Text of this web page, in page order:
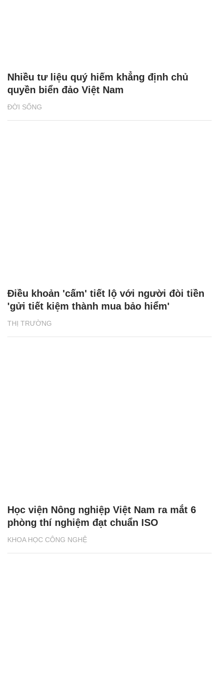
ĐỜI SỐNG
Nhiều tư liệu quý hiếm khẳng định chủ
quyền biển đảo Việt Nam
THỊ TRƯỜNG
Điều khoản 'cấm' tiết lộ với người đòi tiền
'gửi tiết kiệm thành mua bảo hiểm'
KHOA HỌC CÔNG NGHỆ
Học viện Nông nghiệp Việt Nam ra mắt 6
phòng thí nghiệm đạt chuẩn ISO